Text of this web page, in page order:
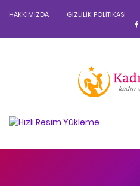
HAKKIMIZDA GIZLILIK POLITIKASI